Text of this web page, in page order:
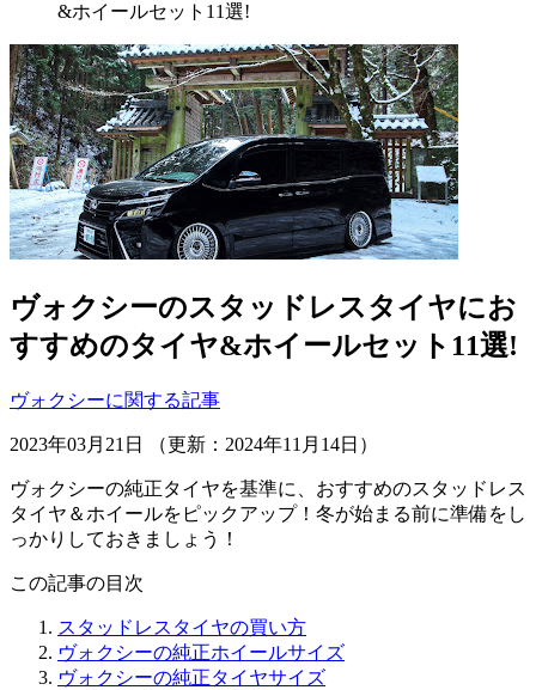
&ホイールセット11選!
ヴォクシーのスタッドレスタイヤにお
すすめのタイヤ&ホイールセット11選!
ヴォクシーに関する記事
2023年03月21日 （更新：2024年11月14日）
ヴォクシーの純正タイヤを基準に、おすすめのスタッドレス
タイヤ＆ホイールをピックアップ！冬が始まる前に準備をし
っかりしておきましょう！
この記事の目次
スタッドレスタイヤの買い方
ヴォクシーの純正ホイールサイズ
ヴォクシーの純正タイヤサイズ